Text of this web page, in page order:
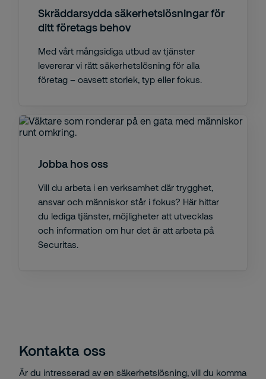
Skräddarsydda säkerhetslösningar för
ditt företags behov
Med vårt mångsidiga utbud av tjänster
levererar vi rätt säkerhetslösning för alla
företag – oavsett storlek, typ eller fokus.
Jobba hos oss
Vill du arbeta i en verksamhet där trygghet,
ansvar och människor står i fokus? Här hittar
du lediga tjänster, möjligheter att utvecklas
och information om hur det är att arbeta på
Securitas.
Kontakta oss
Är du intresserad av en säkerhetslösning, vill du komma